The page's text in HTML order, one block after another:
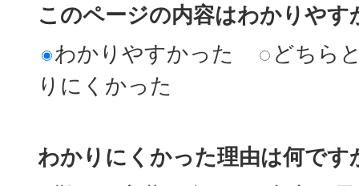
このページの内容はわかりやす
わかりやすかった
どちら
りにくかった
わかりにくかった理由は何です